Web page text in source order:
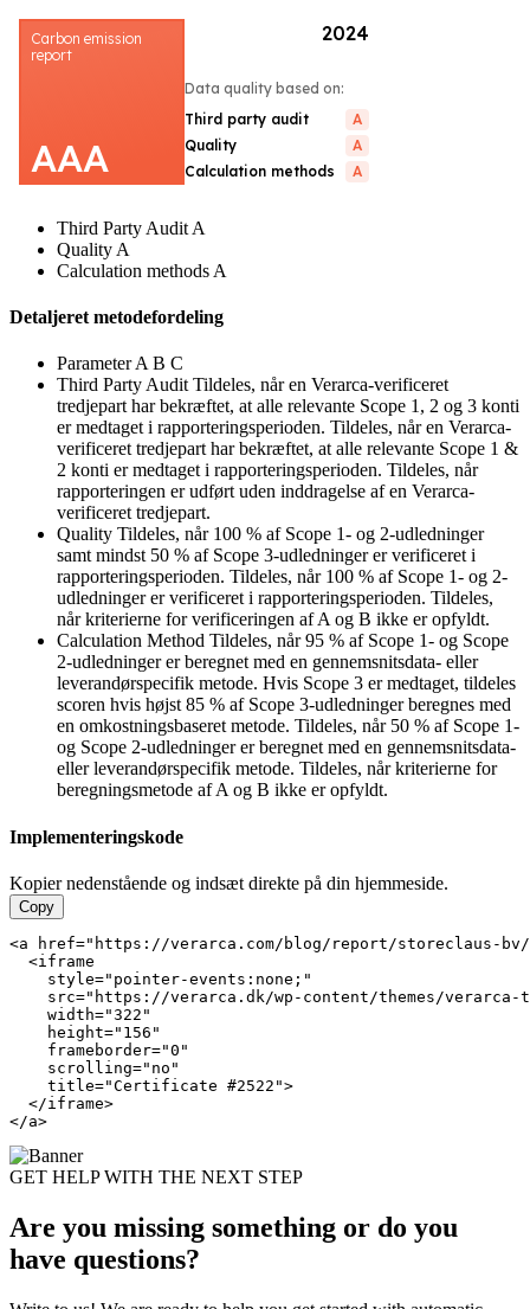
Third Party Audit A
Quality A
Calculation methods A
Detaljeret metodefordeling
Parameter A B C
Third Party Audit Tildeles, når en Verarca-verificeret
tredjepart har bekræftet, at alle relevante Scope 1, 2 og 3 konti
er medtaget i rapporteringsperioden. Tildeles, når en Verarca-
verificeret tredjepart har bekræftet, at alle relevante Scope 1 &
2 konti er medtaget i rapporteringsperioden. Tildeles, når
rapporteringen er udført uden inddragelse af en Verarca-
verificeret tredjepart.
Quality Tildeles, når 100 % af Scope 1- og 2-udledninger
samt mindst 50 % af Scope 3-udledninger er verificeret i
rapporteringsperioden. Tildeles, når 100 % af Scope 1- og 2-
udledninger er verificeret i rapporteringsperioden. Tildeles,
når kriterierne for verificeringen af A og B ikke er opfyldt.
Calculation Method Tildeles, når 95 % af Scope 1- og Scope
2-udledninger er beregnet med en gennemsnitsdata- eller
leverandørspecifik metode. Hvis Scope 3 er medtaget, tildeles
scoren hvis højst 85 % af Scope 3-udledninger beregnes med
en omkostningsbaseret metode. Tildeles, når 50 % af Scope 1-
og Scope 2-udledninger er beregnet med en gennemsnitsdata-
eller leverandørspecifik metode. Tildeles, når kriterierne for
beregningsmetode af A og B ikke er opfyldt.
Implementeringskode
Kopier nedenstående og indsæt direkte på din hjemmeside.
Copy
<a href="https://verarca.com/blog/report/storeclaus-
  <iframe
    style="pointer-events:none;"
src="https://verarca.dk/wp-content/themes/verarca-
    width="322"
    height="156"
    frameborder="0"
    scrolling="no"
    title="Certificate #2522">
  </iframe>
</a>
GET HELP WITH THE NEXT STEP
Are you missing something or do you
have questions?